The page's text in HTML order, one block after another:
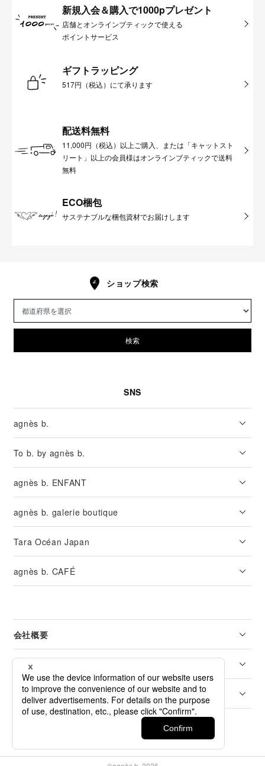
新規入会＆購入で1000pプレゼント
店舗とオンラインブティックで使える
ポイントサービス
ギフトラッピング
517円（税込）にて承ります
配送料無料
11,000円（税込）以上ご購入、または「キャットスト
リート」以上の会員様はオンラインブティックで送料
無料
ECO梱包
サステナブルな梱包資材でお届けします
ショップ検索
検索
SNS
agnès b.
To b. by agnès b.
agnès b. ENFANT
agnès b. galerie boutique
Tara Océan Japan
agnès b. CAFÉ
会社概要
リーガル
カスタマーサービス